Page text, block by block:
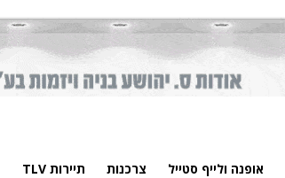
אופנה ולייף סטייל צרכנות תיירות TLV